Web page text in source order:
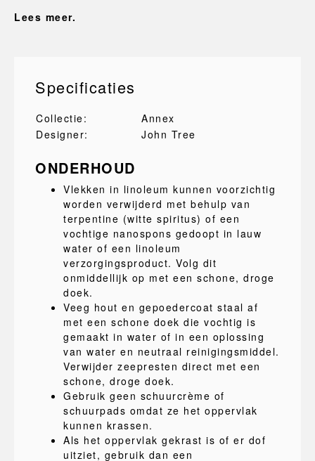
Lees meer.
Specificaties
Collectie:
Annex
Designer:
John Tree
ONDERHOUD
Vlekken in linoleum kunnen voorzichtig
worden verwijderd met behulp van
terpentine (witte spiritus) of een
vochtige nanospons gedoopt in lauw
water of een linoleum
verzorgingsproduct. Volg dit
onmiddellijk op met een schone, droge
doek.
Veeg hout en gepoedercoat staal af
met een schone doek die vochtig is
gemaakt in water of in een oplossing
van water en neutraal reinigingsmiddel.
Verwijder zeepresten direct met een
schone, droge doek.
Gebruik geen schuurcrème of
schuurpads omdat ze het oppervlak
kunnen krassen.
Als het oppervlak gekrast is of er dof
uitziet, gebruik dan een